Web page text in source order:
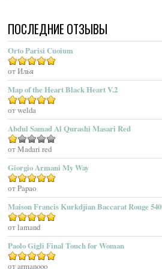
Acqua Di Sardegna
Acqua Di Stresa
Adam Levine
Adamo Parfum
Adidas
Adolfo Dominguez
Adrienne Vittadini
Aedes De Venustas
Aerin Lauder
Aether
Affinessence
Afnan Perfumes
Agatha Ruiz De La Prada
Agatho Parfum
Agent Provocateur
Agnes B
ПОСЛЕДНИЕ ОТЗЫВЫ
Orto Parisi Cuoium
Оценка
от Илья
Map of the Heart Black Heart V.2
Оценка5
от welda
Abdul Samad Al Qurashi Masari Red
Оценка
1
из
5
от Madari red
Giorgio Armani My Way
Оценка5
от Papao
Maison Francis Kurkdjian Baccarat Rouge 540
Оценка5из 5
от lamand
Paolo Gigli Final Touch for Woman
Оценка5из 5
от armanooo